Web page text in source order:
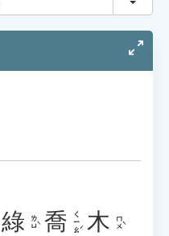
綠 ㄌㄩˋ 喬 ㄑㄧㄠˊ 木 ㄇㄨˋ